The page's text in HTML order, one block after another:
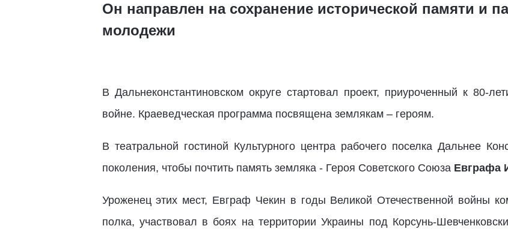
Он направлен на сохранение исторической памяти и
молодежи
В Дальнеконстантиновском округе стартовал проект, приуроченный к 80-
войне. Краеведческая программа посвящена землякам – героям.
В театральной гостиной Культурного центра рабочего поселка Дальнее
поколения, чтобы почтить память земляка - Героя Советского Союза Евграфа
Уроженец этих мест, Евграф Чекин в годы Великой Отечественной войны
полка, участвовал в боях на территории Украины под Корсунь-